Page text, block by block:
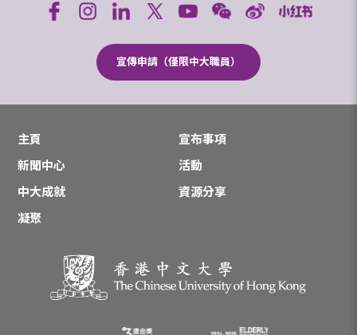
宣傳申請（僅限中大職員）
主頁
宣布事項
新聞中心
活動
中大成就
資源分享
凝聚